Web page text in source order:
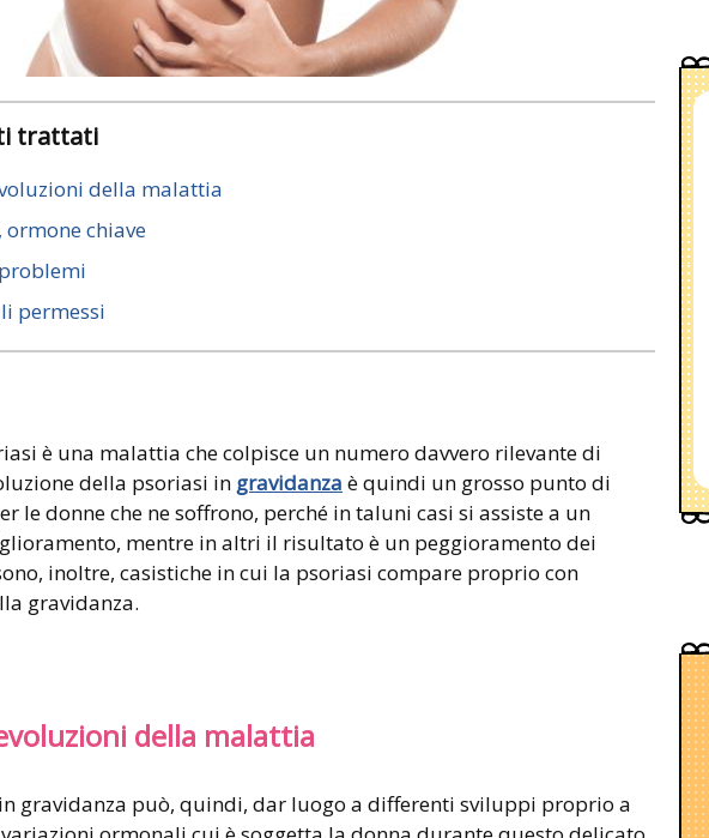
trattati
della malattia
ormone chiave
permessi
è una malattia che colpisce un numero davvero rilevante di
della psoriasi in gravidanza è quindi un grosso punto di
le donne che ne soffrono, perché in taluni casi si assiste a un
mentre in altri il risultato è un peggioramento dei
inoltre, casistiche in cui la psoriasi compare proprio con
gravidanza.
della malattia
gravidanza può, quindi, dar luogo a differenti sviluppi proprio a